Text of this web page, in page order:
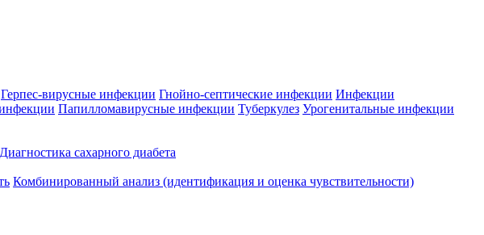
Герпес-вирусные инфекции Гнойно-септические инфекции Инфекции
Папилломавирусные инфекции Туберкулез Урогенитальные инфекции
Диагностика сахарного диабета
Комбинированный анализ (идентификация и оценка чувствительности)